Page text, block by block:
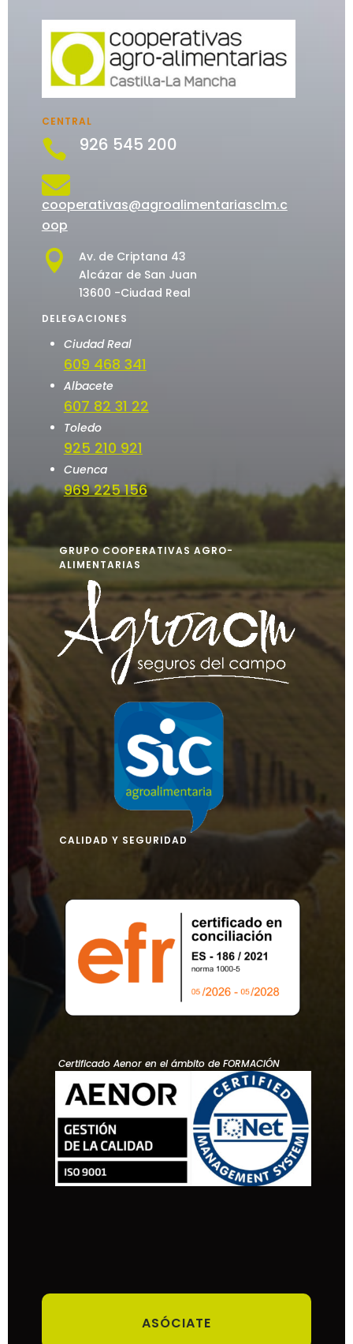
CENTRAL
 926 545 200

cooperativas@agroalimentariasclm.c
oop

Av. de Criptana 43
Alcázar de San Juan
13600 -Ciudad Real
DELEGACIONES
Ciudad Real
609 468 341
Albacete
607 82 31 22
Toledo
925 210 921
Cuenca
969 225 156
GRUPO COOPERATIVAS AGRO-
ALIMENTARIAS
CALIDAD Y SEGURIDAD
Certificado Aenor en el ámbito de FORMACIÓN
ASÓCIATE